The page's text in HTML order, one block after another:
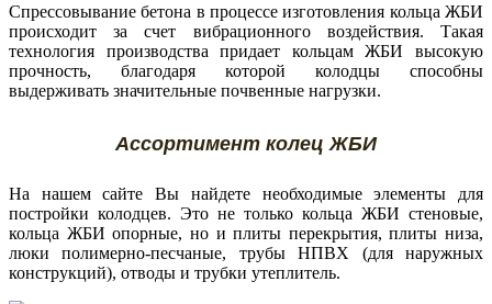
Спрессовывание бетона в процессе изготовления кольца ЖБИ
происходит за счет вибрационного воздействия. Такая
технология производства придает кольцам ЖБИ высокую
прочность, благодаря которой колодцы способны
выдерживать значительные почвенные нагрузки.
Ассортимент колец ЖБИ
На нашем сайте Вы найдете необходимые элементы для
постройки колодцев. Это не только кольца ЖБИ стеновые,
кольца ЖБИ опорные, но и плиты перекрытия, плиты низа,
люки полимерно-песчаные, трубы НПВХ (для наружных
конструкций), отводы и трубки утеплитель.